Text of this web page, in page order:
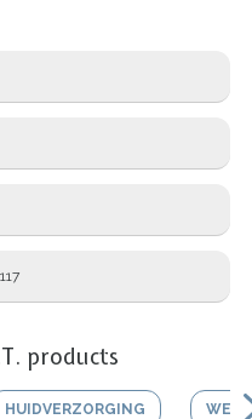
products
HUIDVERZORGING